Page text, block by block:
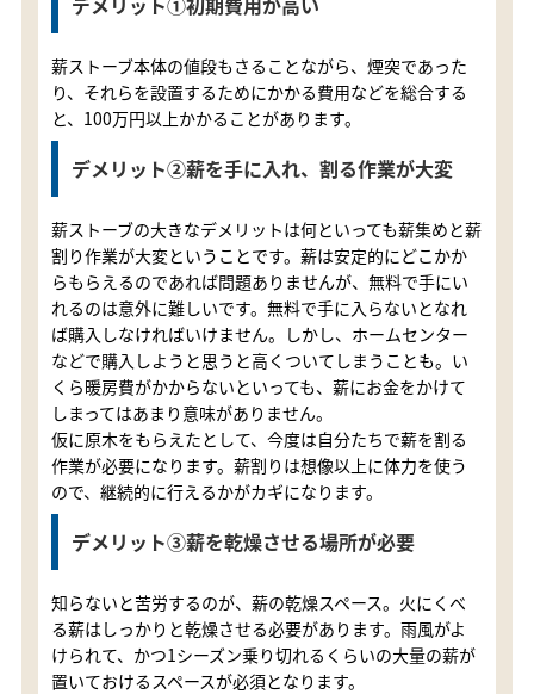
薪ストーブ本体の値段もさることながら、煙突であった
り、それらを設置するためにかかる費用などを総合する
と、100万円以上かかることがあります。
デメリット②薪を手に入れ、割る作業が大変
薪ストーブの大きなデメリットは何といっても薪集めと薪
割り作業が大変ということです。薪は安定的にどこかか
らもらえるのであれば問題ありませんが、無料で手にい
れるのは意外に難しいです。無料で手に入らないとなれ
ば購入しなければいけません。しかし、ホームセンター
などで購入しようと思うと高くついてしまうことも。い
くら暖房費がかからないといっても、薪にお金をかけて
しまってはあまり意味がありません。
仮に原木をもらえたとして、今度は自分たちで薪を割る
作業が必要になります。薪割りは想像以上に体力を使う
ので、継続的に行えるかがカギになります。
デメリット③薪を乾燥させる場所が必要
知らないと苦労するのが、薪の乾燥スペース。火にくべ
る薪はしっかりと乾燥させる必要があります。雨風がよ
けられて、かつ1シーズン乗り切れるくらいの大量の薪が
置いておけるスペースが必須となります。